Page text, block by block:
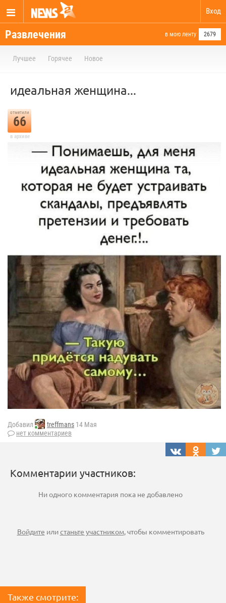
Вход
Развлечения в мою ленту 2679
Лучшее Горячее Новое
идеальная женщина...
отметили
66
в архиве
Добавил treffmans 14 Мая
нет комментариев
Комментарии участников:
Ни одного комментария пока не добавлено
Войдите илистаньте участником, чтобы комментировать
Также смотрите: